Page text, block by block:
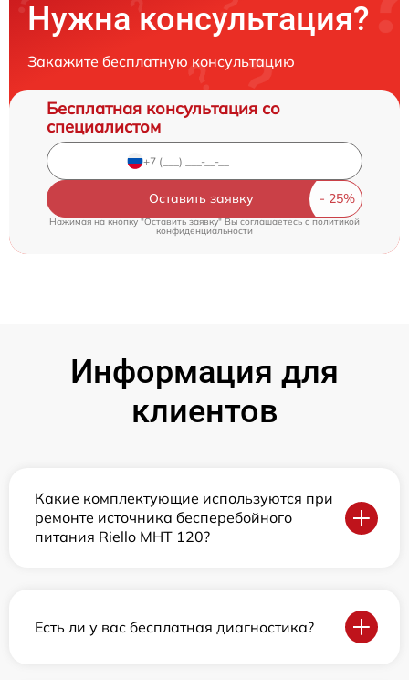
Нужна консультация?
Закажите бесплатную консультацию
Бесплатная консультация со
специалистом
Оставить заявку
Нажимая на кнопку "Оставить заявку" Вы соглашаетесь c политикой
конфиденциальности
Информация для
клиентов
Какие комплектующие используются при
ремонте источника бесперебойного
питания Riello MHT 120?
Есть ли у вас бесплатная диагностика?